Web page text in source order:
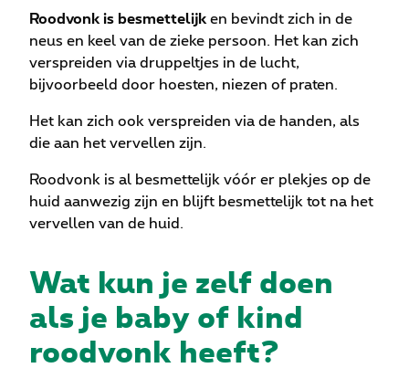
Roodvonk is besmettelijk en bevindt zich in de
neus en keel van de zieke persoon. Het kan zich
verspreiden via druppeltjes in de lucht,
bijvoorbeeld door hoesten, niezen of praten.
Het kan zich ook verspreiden via de handen, als
die aan het vervellen zijn.
Roodvonk is al besmettelijk vóór er plekjes op de
huid aanwezig zijn en blijft besmettelijk tot na het
vervellen van de huid.
Wat kun je zelf doen
als je baby of kind
roodvonk heeft?